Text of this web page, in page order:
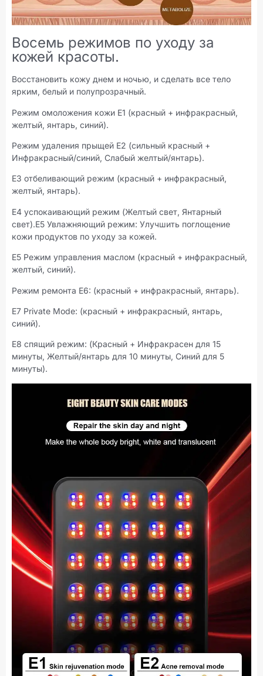
Восемь режимов по уходу за
кожей красоты.
Восстановить кожу днем ​​и ночью, и сделать все тело
ярким, белый и полупрозрачный.
Режим омоложения кожи E1 (красный + инфракрасный,
желтый, янтарь, синий).
Режим удаления прыщей E2 (сильный красный +
Инфракрасный/синий, Слабый желтый/янтарь).
E3 отбеливающий режим (красный + инфракрасный,
желтый, янтарь).
E4 успокаивающий режим (Желтый свет, Янтарный
свет).E5 Увлажняющий режим: Улучшить поглощение
кожи продуктов по уходу за кожей.
E5 Режим управления маслом (красный + инфракрасный,
желтый, синий).
Режим ремонта E6: (красный + инфракрасный, янтарь).
E7 Private Mode: (красный + инфракрасный, янтарь,
синий).
E8 спящий режим: (Красный + Инфракрасен для 15
минуты, Желтый/янтарь для 10 минуты, Синий для 5
минуты).